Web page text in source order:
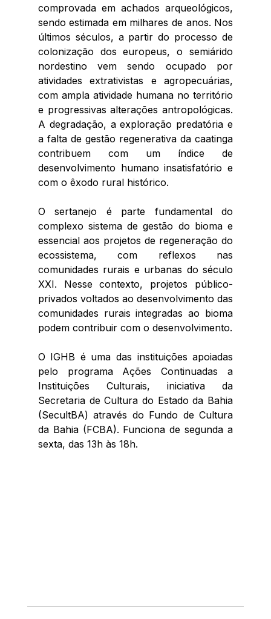
comprovada em achados arqueológicos,
sendo estimada em milhares de anos. Nos
últimos séculos, a partir do processo de
colonização dos europeus, o semiárido
nordestino vem sendo ocupado por
atividades extrativistas e agropecuárias,
com ampla atividade humana no território
e progressivas alterações antropológicas.
A degradação, a exploração predatória e
a falta de gestão regenerativa da caatinga
contribuem com um índice de
desenvolvimento humano insatisfatório e
com o êxodo rural histórico.
O sertanejo é parte fundamental do
complexo sistema de gestão do bioma e
essencial aos projetos de regeneração do
ecossistema, com reflexos nas
comunidades rurais e urbanas do século
XXI. Nesse contexto, projetos público-
privados voltados ao desenvolvimento das
comunidades rurais integradas ao bioma
podem contribuir com o desenvolvimento.
O IGHB é uma das instituições apoiadas
pelo programa Ações Continuadas a
Instituições Culturais, iniciativa da
Secretaria de Cultura do Estado da Bahia
(SecultBA) através do Fundo de Cultura
da Bahia (FCBA). Funciona de segunda a
sexta, das 13h às 18h.